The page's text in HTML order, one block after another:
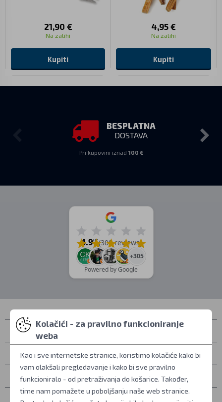
21,90 €
Na zalihi
Kupiti
4,95 €
Na zalihi
Kupiti
BESPLATNA
DOSTAVA
Pri kupovini iznad 100 €
4.9/5(309 reviews)
+305
Powered by Google
Kontakti
Osobno preuzimanje
Sve o kupovini
Više informacija
Kolačići - za pravilno funkcioniranje
weba
Kao i sve internetske stranice, koristimo kolačiće kako bi
vam olakšali pregledavanje i kako bi sve pravilno
funkcioniralo - od pretraživanja do košarice. Također,
time nam pomažete u poboljšanju naše web stranice.